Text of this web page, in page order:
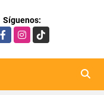
Síguenos:
Instagram
TikTok